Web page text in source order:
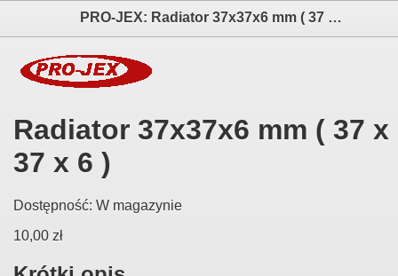
PRO-JEX: Radiator 37x37x6 mm ( 37 x 37 x 6 ) elektronika i akcesoria aparatów fotograficznych
Radiator 37x37x6 mm ( 37 x
37 x 6 )
Dostępność: W magazynie
10,00 zł